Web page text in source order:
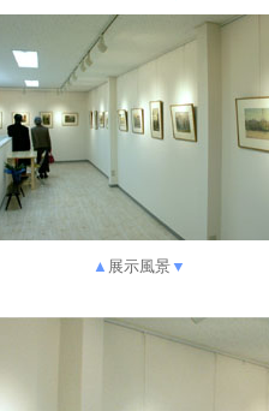
▲ 展示風景 ▼